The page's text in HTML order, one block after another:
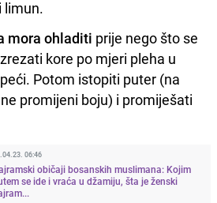
limun.
mora ohladiti prije nego što se
kore po mjeri pleha u
Potom istopiti puter (na
promijeni boju) i promiješati
06:46
običaji bosanskih muslimana: Kojim
se ide i vraća u džamiju, šta je ženski